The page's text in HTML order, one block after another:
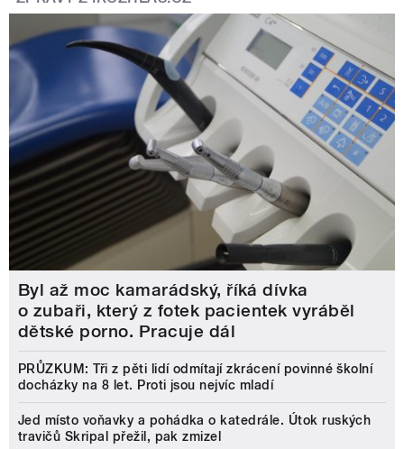
Byl až moc kamarádský, říká dívka
o zubaři, který z fotek pacientek vyráběl
dětské porno. Pracuje dál
PRŮZKUM: Tři z pěti lidí odmítají zkrácení povinné školní
docházky na 8 let. Proti jsou nejvíc mladí
Jed místo voňavky a pohádka o katedrále. Útok ruských
travičů Skripal přežil, pak zmizel